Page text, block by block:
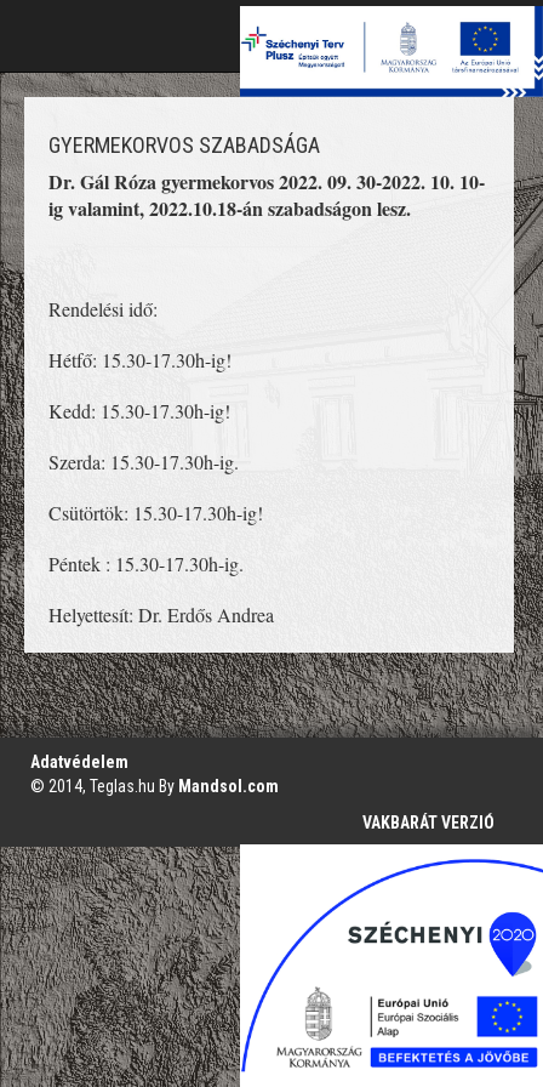
GYERMEKORVOS SZABADSÁGA
Dr. Gál Róza gyermekorvos 2022. 09. 30-2022. 10. 10-
ig valamint, 2022.10.18-án szabadságon lesz.
Rendelési idő:
Hétfő: 15.30-17.30h-ig!
Kedd: 15.30-17.30h-ig!
Szerda: 15.30-17.30h-ig.
Csütörtök: 15.30-17.30h-ig!
Péntek : 15.30-17.30h-ig.
Helyettesít: Dr. Erdős Andrea
';
Adatvédelem
© 2014, Teglas.hu By Mandsol.com
VAKBARÁT VERZIÓ